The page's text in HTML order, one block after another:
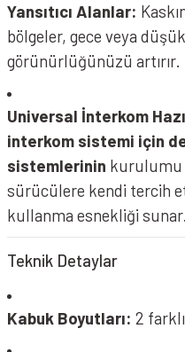
Yansıtıcı Alanlar:
bölgeler, gece veya
görünürlüğünüzü artırır.
Universal İnterkom
interkom sistemi için
sistemlerinin kurulumu
sürücülere kendi tercih
kullanma esnekliği sunar.
Teknik Detaylar
Kabuk Boyutları: 2